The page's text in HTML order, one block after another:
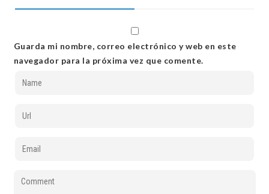
Guarda mi nombre, correo electrónico y web en este
navegador para la próxima vez que comente.